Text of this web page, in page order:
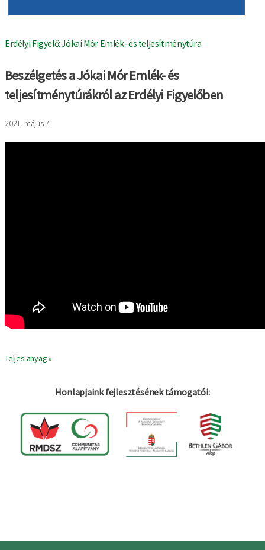
Erdélyi Figyelő: Jókai Mór Emlék- és teljesítménytúra
Beszélgetés a Jókai Mór Emlék- és
teljesítménytúrákról az Erdélyi Figyelőben
2021. május 7.
Teljes anyag »
Honlapjaink fejlesztésének támogatói: